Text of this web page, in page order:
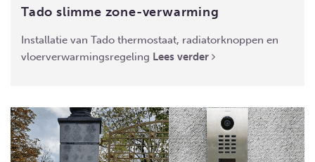
Tado slimme zone-verwarming
Installatie van Tado thermostaat, radiatorknoppen en
vloerverwarmingsregeling Lees verder